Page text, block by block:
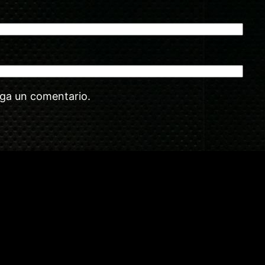
un comentario.